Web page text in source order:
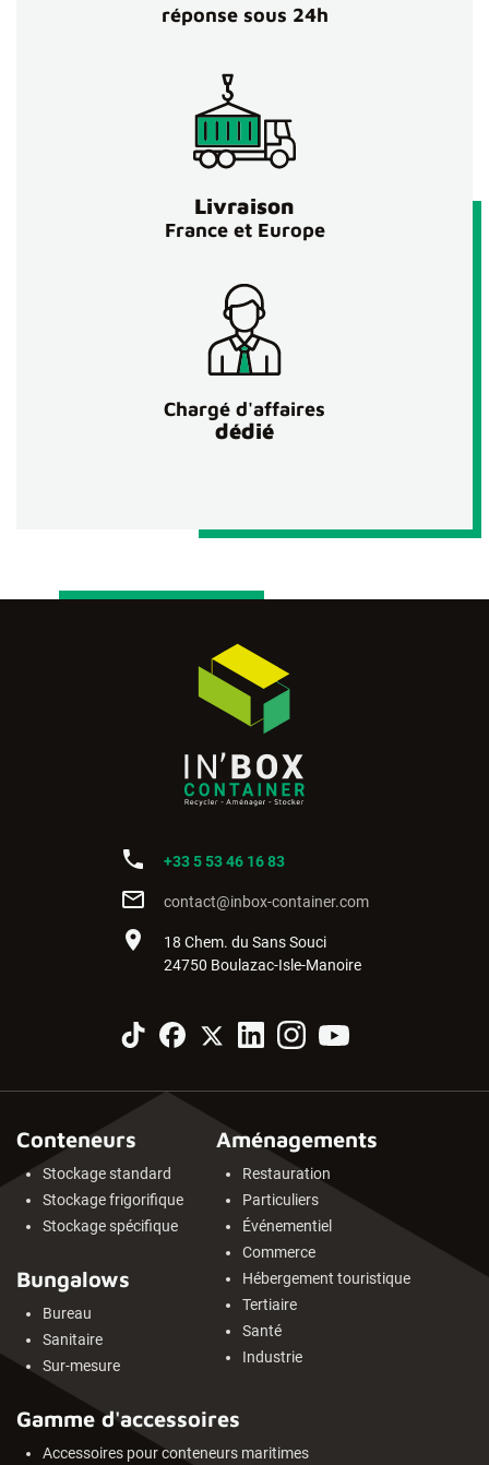
réponse sous 24h
Livraison
France et Europe
Chargé d'affaires
dédié
phone +33 5 53 46 16 83
mail_outline contact@inbox-container.com
place
18 Chem. du Sans Souci
24750 Boulazac-Isle-Manoire
Conteneurs
Stockage standard
Stockage frigorifique
Stockage spécifique
Bungalows
Bureau
Sanitaire
Sur-mesure
Aménagements
Restauration
Particuliers
Événementiel
Commerce
Hébergement touristique
Tertiaire
Santé
Industrie
Gamme d'accessoires
Accessoires pour conteneurs maritimes